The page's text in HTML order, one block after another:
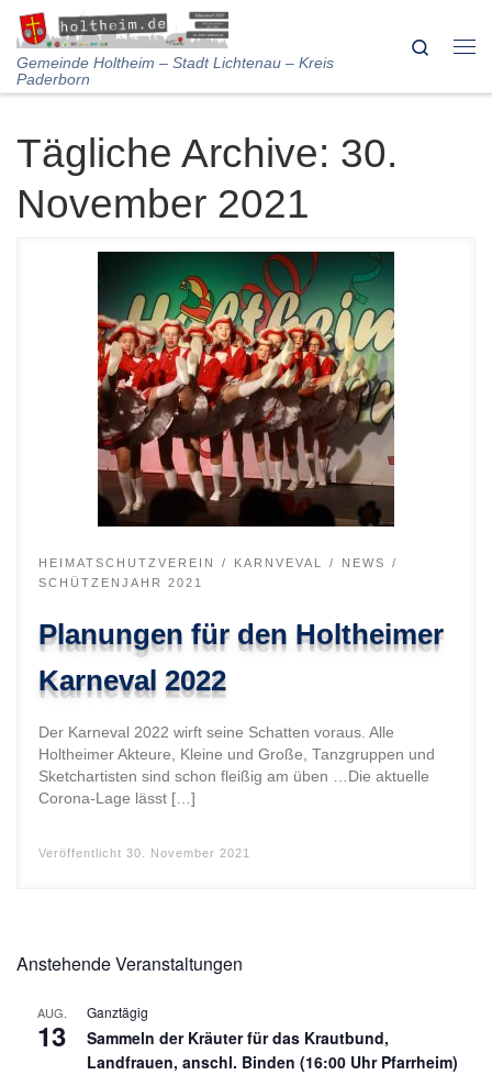
Skip to content
Gemeinde Holtheim – Stadt Lichtenau – Kreis
Paderborn
Search
Tägliche Archive: 30.
November 2021
HEIMATSCHUTZVEREIN KARNVEVAL
NEWS
SCHÜTZENJAHR 2021
Planungen für den Holtheimer
Karneval 2022
Der Karneval 2022 wirft seine Schatten voraus. Alle
Holtheimer Akteure, Kleine und Große, Tanzgruppen und
Sketchartisten sind schon fleißig am üben …Die aktuelle
Corona-Lage lässt […]
Veröffentlicht 30. November 2021
Anstehende Veranstaltungen
AUG.
13
Ganztägig
Sammeln der Kräuter für das Krautbund,
Landfrauen, anschl. Binden (16:00 Uhr Pfarrheim)